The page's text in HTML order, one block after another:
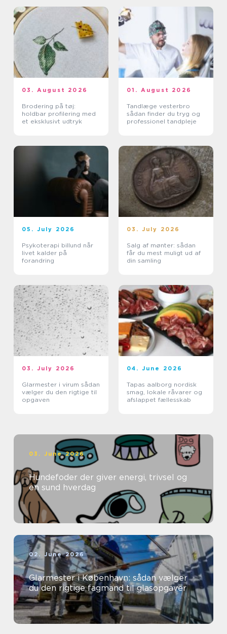
03. August 2026
Brodering på tøj:
holdbar profilering med
et eksklusivt udtryk
01. August 2026
Tandlæge vesterbro
sådan finder du tryg og
professionel tandpleje
05. July 2026
Psykoterapi billund når
livet kalder på
forandring
03. July 2026
Salg af mønter: sådan
får du mest muligt ud af
din samling
03. July 2026
Glarmester i virum sådan
vælger du den rigtige til
opgaven
04. June 2026
Tapas aalborg nordisk
smag, lokale råvarer og
afslappet fællesskab
03. June 2026
Hundefoder der giver energi, trivsel og
en sund hverdag
02. June 2026
Glarmester i København: sådan vælger
du den rigtige fagmand til glasopgaver